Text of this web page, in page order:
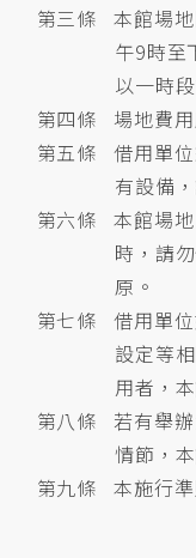
第三條 本館場地
午9時至
以一時
第四條 場地費用
第五條 借用單位
有設備
第六條 本館場地
時，請
原。
第七條 借用單位
設定等
用者，
第八條 若有舉辦
情節，
第九條 本施行準